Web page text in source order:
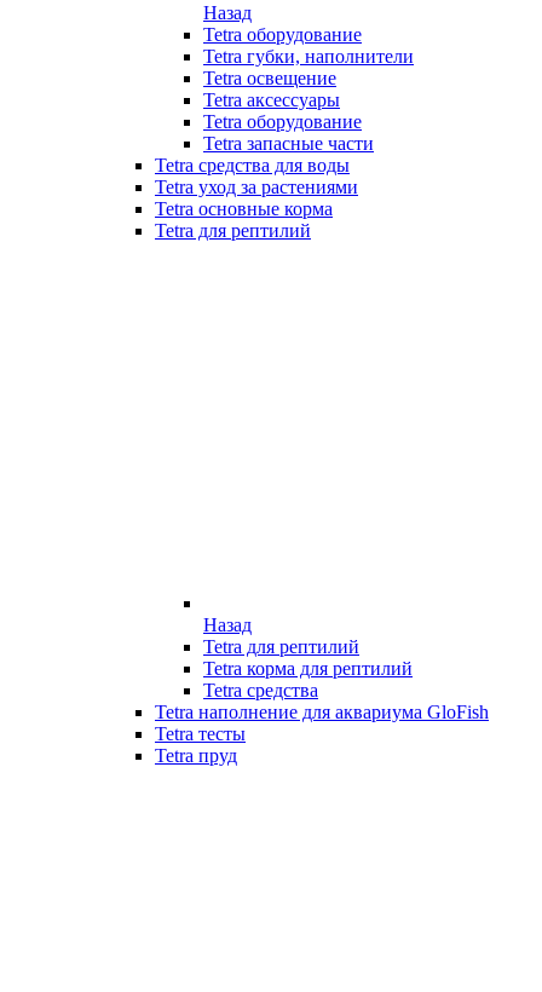
Назад
Tetra оборудование
Tetra губки, наполнители
Tetra освещение
Tetra аксессуары
Tetra оборудование
Tetra запасные части
Tetra средства для воды
Tetra уход за растениями
Tetra основные корма
Tetra для рептилий
Назад
Tetra для рептилий
Tetra корма для рептилий
Tetra средства
Tetra наполнение для аквариума GloFish
Tetra тесты
Tetra пруд